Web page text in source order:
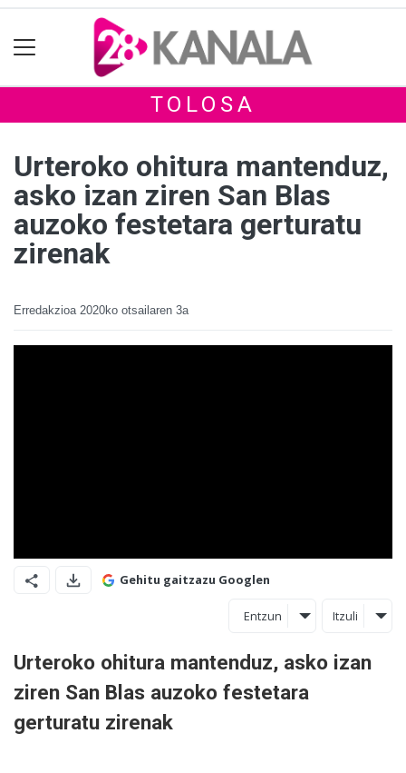
TOLOSA
Urteroko ohitura mantenduz,
asko izan ziren San Blas
auzoko festetara gerturatu
zirenak
Erredakzioa 2020ko otsailaren 3a
Gehitu gaitzazu Googlen
Entzun Itzuli
Urteroko ohitura mantenduz, asko izan
ziren San Blas auzoko festetara
gerturatu zirenak